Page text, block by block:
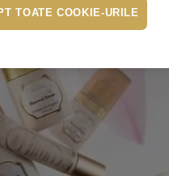
TOATE COOKIE-URILE